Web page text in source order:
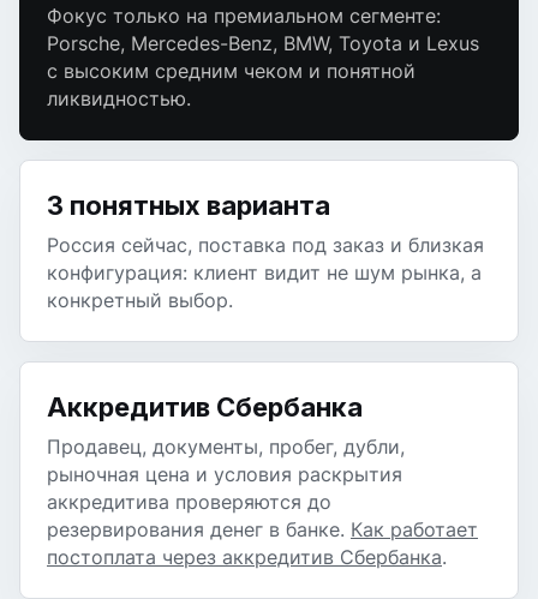
Фокус только на премиальном сегменте:
Porsche, Mercedes-Benz, BMW, Toyota и Lexus
с высоким средним чеком и понятной
ликвидностью.
3 понятных варианта
Россия сейчас, поставка под заказ и близкая
конфигурация: клиент видит не шум рынка, а
конкретный выбор.
Аккредитив Сбербанка
Продавец, документы, пробег, дубли,
рыночная цена и условия раскрытия
аккредитива проверяются до
резервирования денег в банке. Как работает
постоплата через аккредитив Сбербанка.